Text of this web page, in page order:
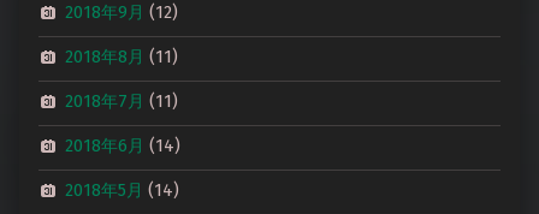
2018年9月 (12)
2018年8月 (11)
2018年7月 (11)
2018年6月 (14)
2018年5月 (14)